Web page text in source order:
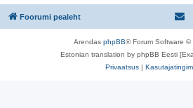
Foorumi pealeht
Arendas phpBB® Forum Software ©
Estonian translation by phpBB Eesti
Privaatsus |